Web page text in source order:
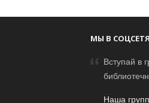
МЫ В
Вступай в
Наша